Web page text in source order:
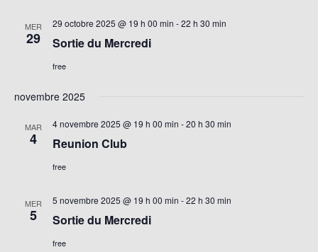
MER
29
29 octobre 2025 @ 19 h 00 min -22 h 30 min
Sortie du Mercredi
free
novembre 2025
MAR
4
4 novembre 2025 @ 19 h 00 min -20 h 30 min
Reunion Club
free
MER
5
5 novembre 2025 @ 19 h 00 min -22 h 30 min
Sortie du Mercredi
free